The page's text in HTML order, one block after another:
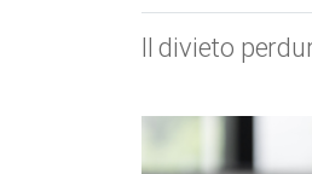
Il divieto